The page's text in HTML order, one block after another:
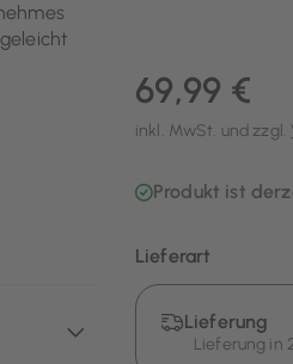
69,99 €
inkl. MwSt. und zzgl.
Produkt ist
Lieferart
Lieferung
Lieferung in